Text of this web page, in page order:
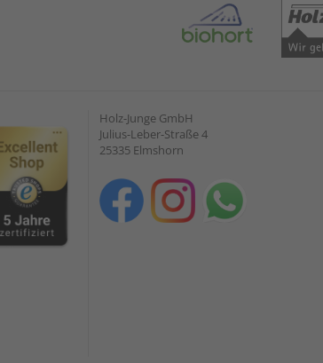
Holz-Junge GmbH
Julius-Leber-Straße 4
25335 Elmshorn